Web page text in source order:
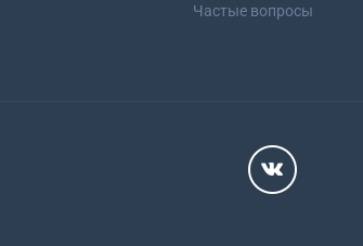
Частые вопросы